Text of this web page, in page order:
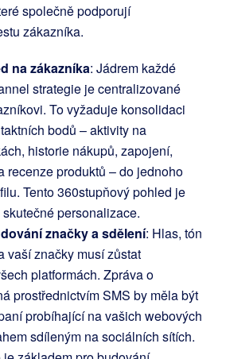
společně podporují
zákazníka.
na zákazníka: Jádrem každé
strategie je centralizované
To vyžaduje konsolidaci
bodů – aktivity na
historie nákupů, zapojení,
recenze produktů – do jednoho
Tento 360stupňový pohled je
personalizace.
značky a sdělení: Hlas, tón
vaší značky musí zůstat
platformách. Zpráva o
prostřednictvím SMS by měla být
probíhající na vašich webových
sdíleným na sociálních sítích.